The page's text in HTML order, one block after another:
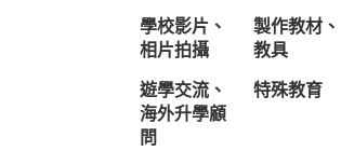
學校影片、
相片拍攝
製作教材、
教具
遊學交流、
海外升學顧
問
特殊教育